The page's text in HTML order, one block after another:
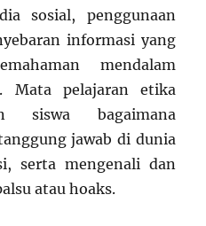
sosial, penggunaan
informasi yang
mendalam
Mata pelajaran etika
siswa bagaimana
jawab di dunia
serta mengenali dan
atau hoaks.